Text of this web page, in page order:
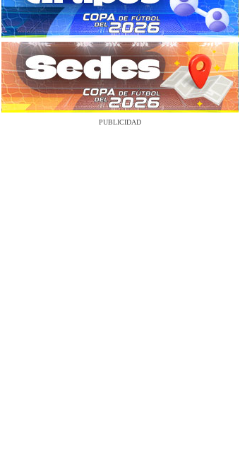
PUBLICIDAD